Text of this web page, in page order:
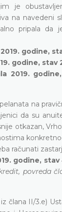
je
na navedeni
pripala da
godine,
godine, stav
2019. godine,
na
da su
otkazan,
računati
godine,
povreda
člana II/3.e)